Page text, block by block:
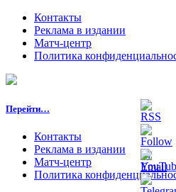
Контакты
Реклама в издании
Матч-центр
Политика
Перейти…
Контакты
Реклама в издании
Матч-центр
Политика